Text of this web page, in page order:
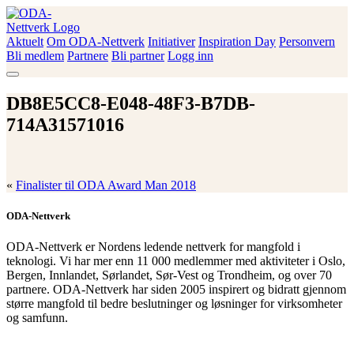
Skip
to
content
ODA-Nettverk
Aktuelt Om ODA-Nettverk Initiativer Inspiration Day Personvern
Bli medlem Partnere Bli partner Logg inn
DB8E5CC8-E048-48F3-B7DB-
714A31571016
« Finalister til ODA Award Man 2018
ODA-Nettverk
ODA-Nettverk er Nordens ledende nettverk for mangfold i
teknologi. Vi har mer enn 11 000 medlemmer med aktiviteter i Oslo,
Bergen, Innlandet, Sørlandet, Sør-Vest og Trondheim, og over 70
partnere. ODA-Nettverk har siden 2005 inspirert og bidratt gjennom
større mangfold til bedre beslutninger og løsninger for virksomheter
og samfunn.